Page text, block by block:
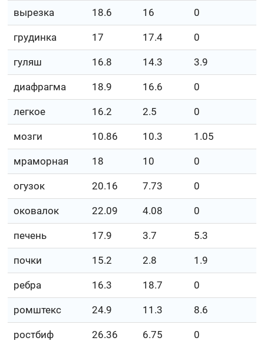
вырезка 18.6 16 0
грудинка 17 17.4 0
гуляш 16.8 14.3 3.9
диафрагма 18.9 16.6 0
легкое 16.2 2.5 0
мозги 10.86 10.3 1.05
мраморная 18 10 0
огузок 20.16 7.73 0
оковалок 22.09 4.08 0
печень 17.9 3.7 5.3
почки 15.2 2.8 1.9
ребра 16.3 18.7 0
ромштекс 24.9 11.3 8.6
ростбиф 26.36 6.75 0